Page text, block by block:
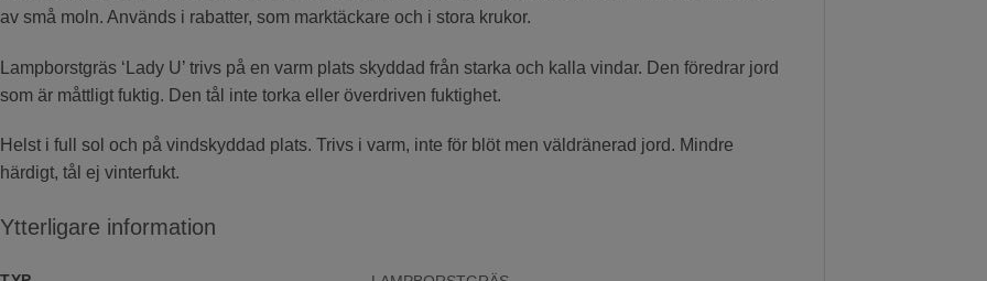
av små moln. Används i rabatter, som marktäckare och i stora krukor.
Lampborstgräs ‘Lady U’ trivs på en varm plats skyddad från starka och kalla vindar. Den föredrar jord
som är måttligt fuktig. Den tål inte torka eller överdriven fuktighet.
Helst i full sol och på vindskyddad plats. Trivs i varm, inte för blöt men väldränerad jord. Mindre
härdigt, tål ej vinterfukt.
Ytterligare information